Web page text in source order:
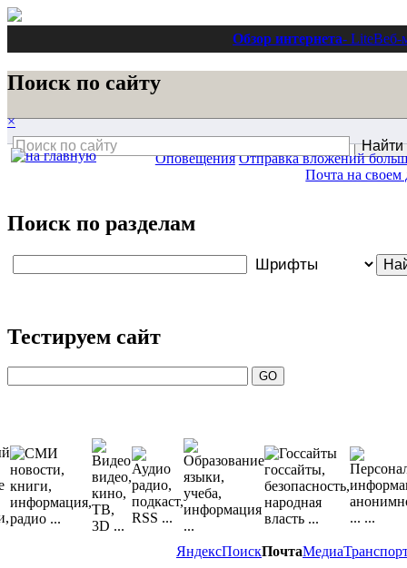
Обзор интернета- LiteВеб-
Поиск по сайту
×
Поиск по разделам
Тестируем сайт
ЯндексПоискПочтаМедиа
Оповещения Отправка вложений
Почта на своем